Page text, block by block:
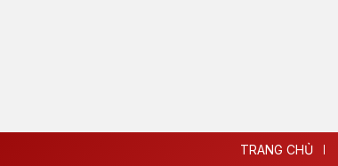
TRANG CHỦ